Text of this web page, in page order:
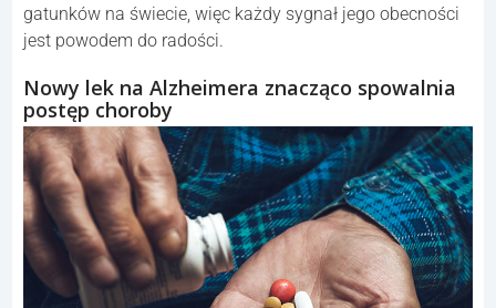
gatunków na świecie, więc każdy sygnał jego obecności
jest powodem do radości.
Nowy lek na Alzheimera znacząco spowalnia
postęp choroby